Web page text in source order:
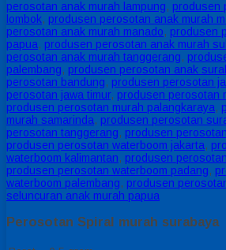
perosotan anak murah lampung, produsen
lombok, produsen perosotan anak murah
perosotan anak murah manado, produsen
papua, produsen perosotan anak murah
perosotan anak murah tanggerang,
palembang, produsen perosotan anak
perosotan bandung, produsen perosotan
perosotan jawa timur, produsen perosotan
produsen perosotan murah palangkaraya,
murah samarinda, produsen perosotan
perosotan tanggerang, produsen
produsen perosotan waterboom jakarta,
waterboom kalimantan, produsen
produsen perosotan waterboom padang,
waterboom palembang, produsen
seluncuran anak murah papua
Perosotan Spiral murah surabaya